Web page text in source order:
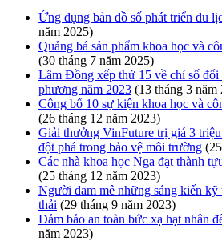
Ứng dụng bản đồ số phát triển du
năm 2025)
Quảng bá sản phẩm khoa học và
(30 tháng 7 năm 2025)
Lâm Đồng xếp thứ 15 về chỉ số đổi
phương năm 2023 (13 tháng 3 năm
Công bố 10 sự kiện khoa học và
(26 tháng 12 năm 2023)
Giải thưởng VinFuture trị giá 3
đột phá trong bảo vệ môi trường
Các nhà khoa học Nga đạt thành
(25 tháng 12 năm 2023)
Người đam mê những sáng kiến
thải (29 tháng 9 năm 2023)
Đảm bảo an toàn bức xạ hạt nhân
năm 2023)